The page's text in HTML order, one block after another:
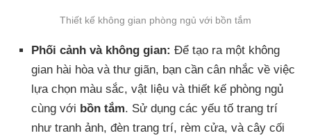
Thiết kế không gian phòng ngủ với bồn tắm
Phối cảnh và không gian: Để tạo ra một không
gian hài hòa và thư giãn, bạn cần cân nhắc về việc
lựa chọn màu sắc, vật liệu và thiết kế phòng ngủ
cùng với bồn tắm. Sử dụng các yếu tố trang trí
như tranh ảnh, đèn trang trí, rèm cửa, và cây cối